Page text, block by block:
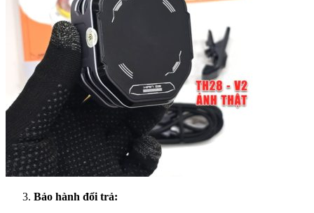
Bảo hành đổi trả: